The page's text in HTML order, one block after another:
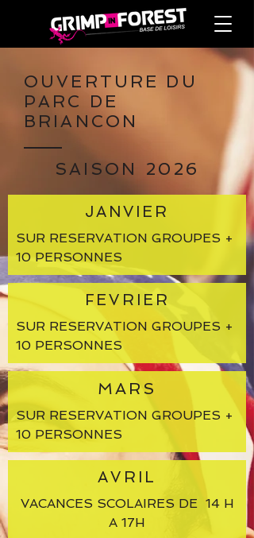
OUVERTURE DU
PARC DE
BRIANCON
SAISON 2026
SUR RESERVATION GROUPES +
10 PERSONNES
JANVIER
SUR RESERVATION GROUPES +
10 PERSONNES
FEVRIER
SUR RESERVATION GROUPES +
10 PERSONNES
MARS
VACANCES SCOLAIRES DE 14 H
A 17H
AVRIL